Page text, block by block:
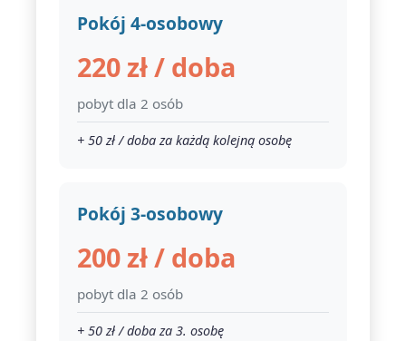
Pokój 4-osobowy
220 zł / doba
pobyt dla 2 osób
+ 50 zł / doba za każdą kolejną osobę
Pokój 3-osobowy
200 zł / doba
pobyt dla 2 osób
+ 50 zł / doba za 3. osobę